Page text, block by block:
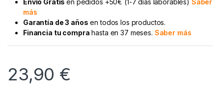
Envío Gratisen pedidos +50€ (1-7 días laborables) Saber
más
Garantía de 3 años en todos los productos.
Financia tu compra hasta en 37 meses. Saber más
23,90 €